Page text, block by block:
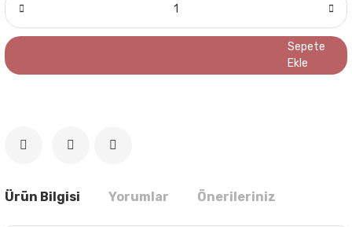
Sepete
Ekle
Ürün Bilgisi Yorumlar Önerileriniz